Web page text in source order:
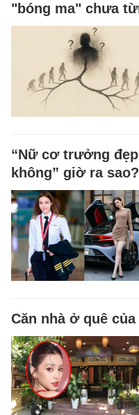
"bóng ma" chưa
“Nữ cơ trưởng
không” giờ ra sao?
Căn nhà ở quê